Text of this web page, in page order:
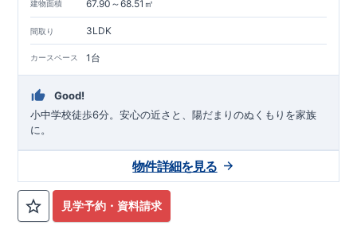
建物面積 67.90～68.51㎡
間取り 3LDK
カースペース 1台
Good!
小中学校徒歩6分。安心の近さと、陽だまりのぬくもりを家族
に。
見学予約・資料請求
物件詳細を見る